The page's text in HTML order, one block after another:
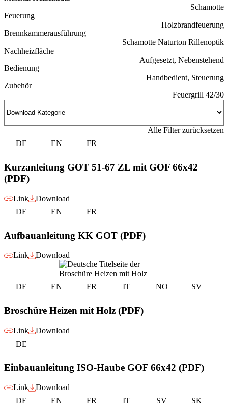
Schamotte
Feuerung
Holzbrandfeuerung
Brennkammerausführung
Schamotte Naturton Rillenoptik
Nachheizfläche
Aufgesetzt, Nebenstehend
Bedienung
Handbedient, Steuerung
Zubehör
Feuergrill 42/30
Alle Filter zurücksetzen
DE
EN FR
Kurzanleitung GOT 51-67 ZL mit GOF 66x42
(PDF)
Link
Download
DE
EN FR
Aufbauanleitung KK GOT (PDF)
Link Download
DE EN FR IT NO SV
Broschüre Heizen mit Holz (PDF)
Link
Download
DE
Einbauanleitung ISO-Haube GOF 66x42 (PDF)
Link
Download
DE
EN FR IT SV
SK